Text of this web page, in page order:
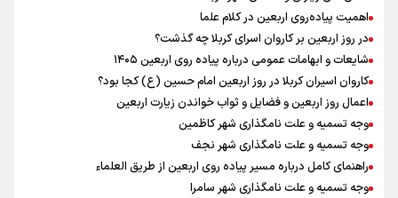
المپیک برسم
ونس: ایرانی‌ها مذاکره‌کنندگان سرسختی هستند
اردوی تیم ملی تکواندو
اهمیت پیاده‌روی اربعین در کلام علما
در روز اربعین بر کاروان اسرای کربلا چه گذشت؟
شایعات و ابهامات عمومی درباره پیاده روی اربعین ۱۴۰۵
کاروان اسیران کربلا در روز اربعین امام حسین (ع) کجا بود؟
اعمال روز اربعین و فضایل و ثواب خواندن زیارت اربعین
وجه تسمیه و علت نامگذاری شهر کاظمین
وجه تسمیه و علت نامگذاری شهر نجف
راهنمای کامل درباره مسیر پیاده روی اربعین از طریق العلماء
وجه تسمیه و علت نامگذاری شهر سامرا